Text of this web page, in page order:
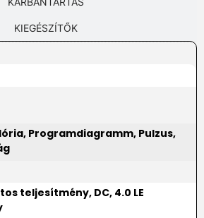
KIEGÉSZÍTŐK
Programdiagramm, Pulzus,
teljesítmény, DC, 4.0 LE